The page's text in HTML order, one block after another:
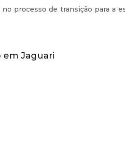
processo de transição para a
em Jaguari